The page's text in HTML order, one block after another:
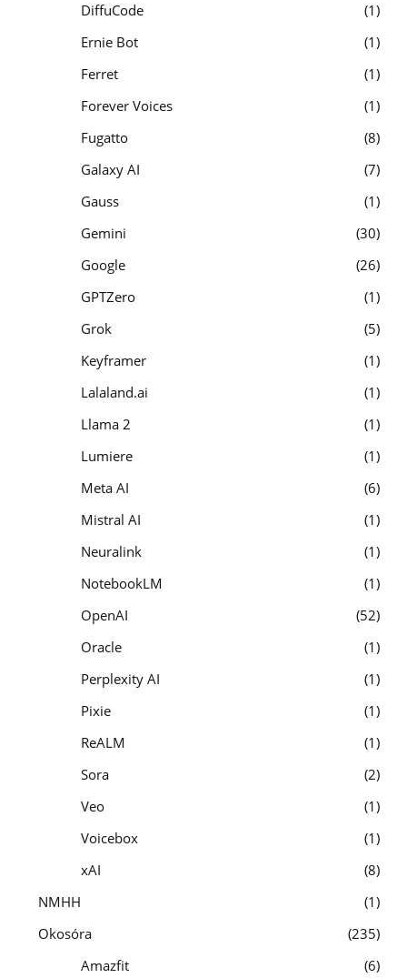
DiffuCode
1
Ernie Bot
1
Ferret
1
Forever Voices
1
Fugatto
8
Galaxy AI
7
Gauss
1
Gemini
30
Google
26
GPTZero
1
Grok
5
Keyframer
1
Lalaland.ai
1
Llama 2
1
Lumiere
1
Meta AI
6
Mistral AI
1
Neuralink
1
NotebookLM
1
OpenAI
52
Oracle
1
Perplexity AI
1
Pixie
1
ReALM
1
Sora
2
Veo
1
Voicebox
1
xAI
8
NMHH
1
Okosóra
235
Amazfit
6